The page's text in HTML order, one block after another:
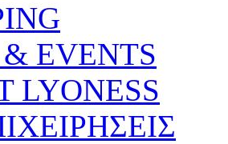
EVENTS
LYONESS